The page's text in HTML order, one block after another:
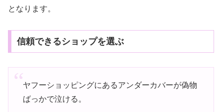
となります。
信頼できるショップを選ぶ
ヤフーショッピングにあるアンダーカバーが偽物
ばっかで泣ける。